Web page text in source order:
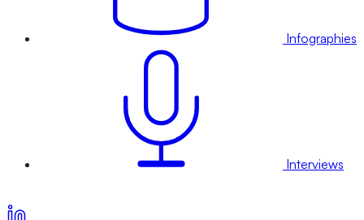
Infographies
Interviews